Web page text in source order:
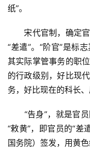
纸”。
宋代官制，确定官
“差遣”。“阶官”是标
其实际掌管事务的职
的行政级别，好比现
务，好比现在的科长、
“告身”，就是官员
“敕黄”，即官员的“差
国务院）签发，用黄